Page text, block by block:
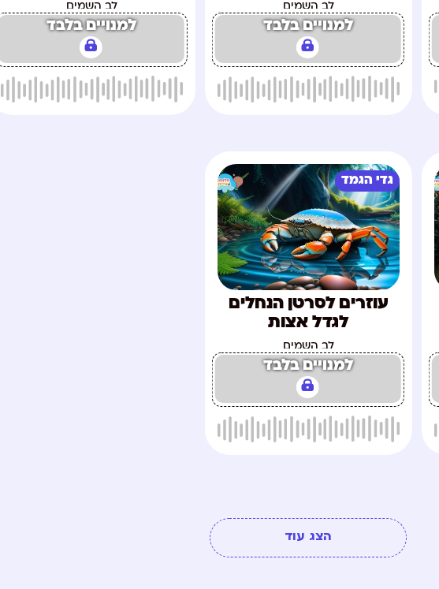
לב השמים
למנויים בלבד
לב השמים
למנויים בלבד
גדי הגמד
עוזרים לסרטן הנחלים
לגדל אצות
לב השמים
למנויים בלבד
הצג עוד